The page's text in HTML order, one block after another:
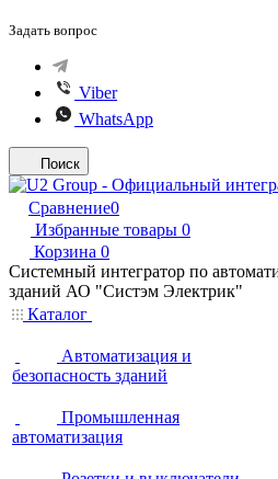
Задать вопрос
Viber
WhatsApp
Поиск
Сравнение0
Избранные товары 0
Корзина 0
Системный интегратор по
зданий АО "Систэм Электрик"
Каталог
Автоматизация и
безопасность зданий
Промышленная
автоматизация